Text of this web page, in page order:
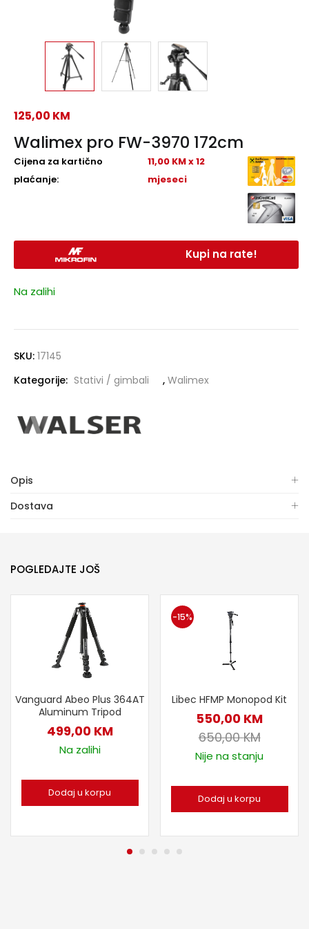
Walimex pro FW-3970 172cm
125,00 KM
Cijena za kartično
plaćanje:
11,00 KM x 12
mjeseci
Kupi na rate!
Na zalihi
SKU: 17145
Kategorije: Stativi / gimbali , Walimex
Opis
Dostava
POGLEDAJTE JOŠ
Vanguard Abeo Plus 364AT
Aluminum Tripod
499,00 KM
Na zalihi
Dodaj u korpu
-15%
Libec HFMP Monopod Kit
550,00 KM
650,00KM
Nije na stanju
Dodaj u korpu